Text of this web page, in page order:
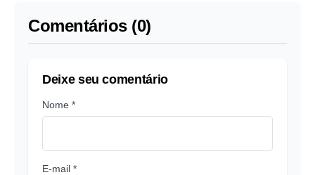
Comentários (0)
Deixe seu comentário
Nome *
E-mail *